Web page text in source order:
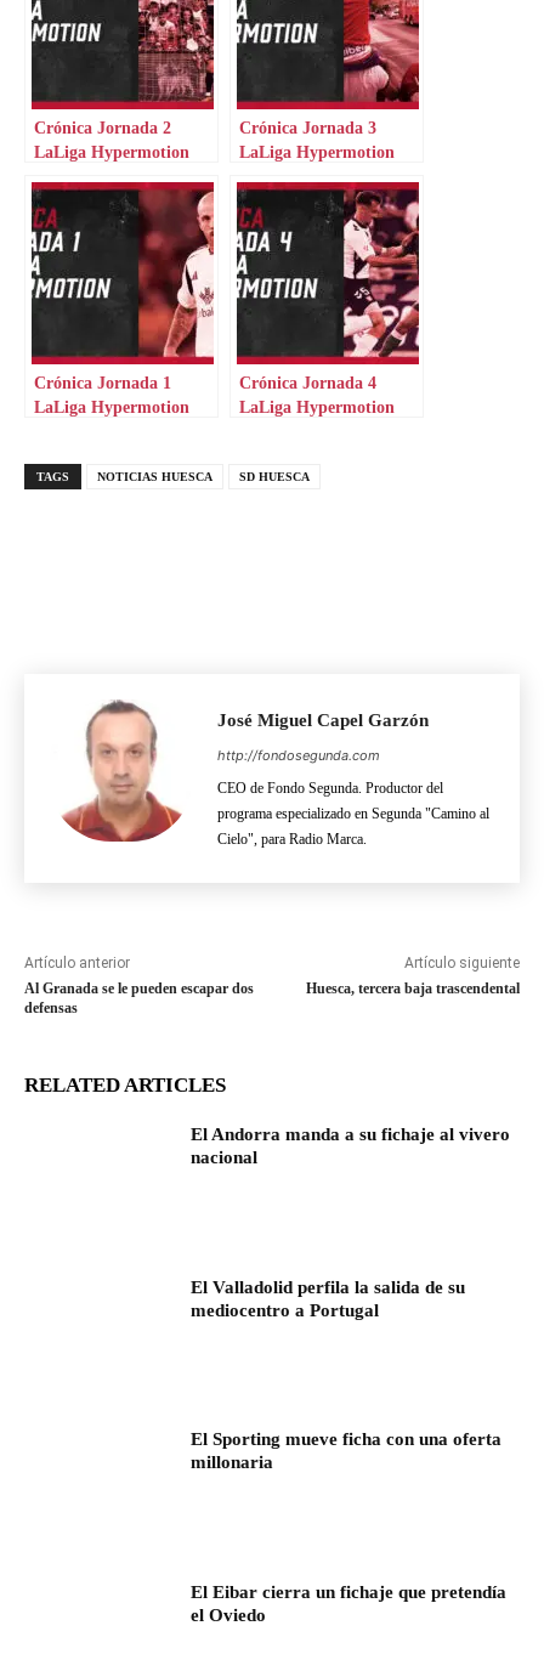
Crónica Jornada 2
LaLiga Hypermotion
Crónica Jornada 3
LaLiga Hypermotion
Crónica Jornada 1
LaLiga Hypermotion
Crónica Jornada 4
LaLiga Hypermotion
TAGS NOTICIAS HUESCA SD HUESCA
José Miguel Capel Garzón
http://fondosegunda.com
CEO de Fondo Segunda. Productor del
programa especializado en Segunda "Camino al
Cielo", para Radio Marca.
Artículo anterior
Al Granada se le pueden escapar dos
defensas
Artículo siguiente
Huesca, tercera baja trascendental
RELATED ARTICLES
El Andorra manda a su fichaje al vivero
nacional
El Valladolid perfila la salida de su
mediocentro a Portugal
El Sporting mueve ficha con una oferta
millonaria
El Eibar cierra un fichaje que pretendía
el Oviedo